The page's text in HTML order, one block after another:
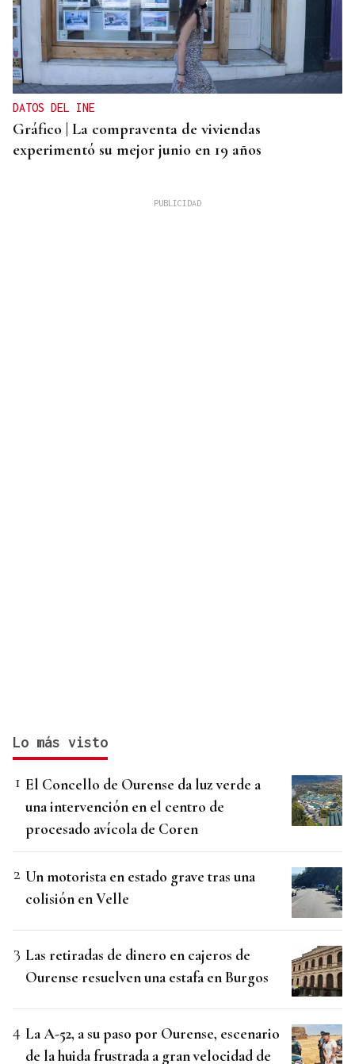
DATOS DEL INE
Gráfico | La compraventa de viviendas
experimentó su mejor junio en 19 años
Lo más visto
El Concello de Ourense da luz verde a
una intervención en el centro de
procesado avícola de Coren
Un motorista en estado grave tras una
colisión en Velle
Las retiradas de dinero en cajeros de
Ourense resuelven una estafa en Burgos
La A-52, a su paso por Ourense, escenario
de la huida frustrada a gran velocidad de